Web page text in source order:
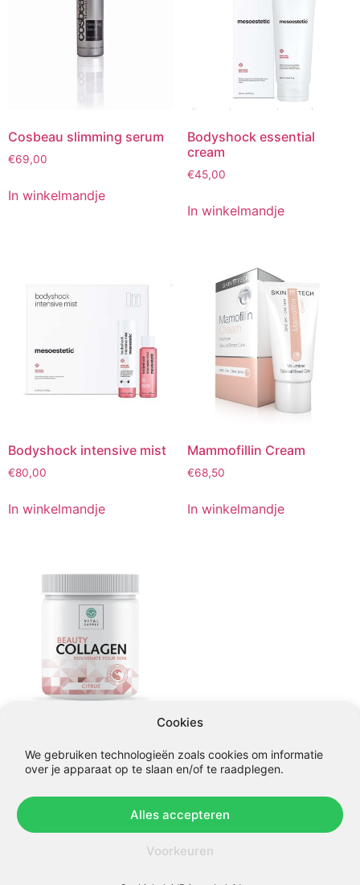
Cookies
We gebruiken technologieën zoals cookies om informatie
over je apparaat op te slaan en/of te raadplegen.
Alles accepteren
Voorkeuren
Cosbeau slimming serum
€69,00
In winkelmandje
Bodyshock essential
cream
€45,00
In winkelmandje
Bodyshock intensive mist
€80,00
In winkelmandje
Mammofillin Cream
€68,50
In winkelmandje
Beauty Salmon Collagen
Citrus
In winkelmandje